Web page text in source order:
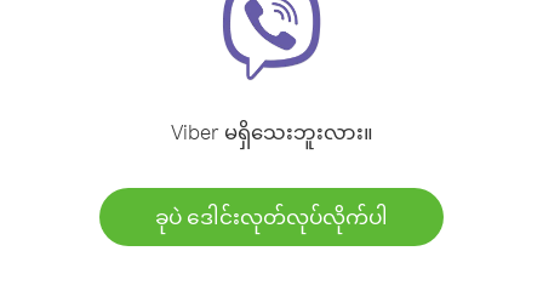
Viber မရှိသေးဘူးလား။
ခုပဲ ဒေါင်းလုတ်လုပ်လိုက်ပါ